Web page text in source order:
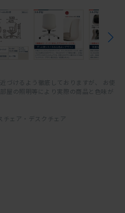
づけるよう徹底しておりますが、 お使
屋の照明等により実際の商品と色味が
チェア・デスクチェア